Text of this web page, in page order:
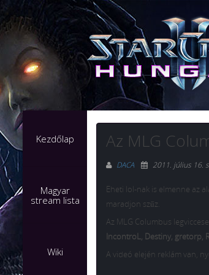
Kezdőlap
Magyar
stream lista
Wiki
Az MLG
DACA 2011. július 16.
Eheti lol-nak is elmenne az
maradjon szűz.
Az MLG Columbus
IncontroL, Destiny, gretorp,
A videó elején reklám van,